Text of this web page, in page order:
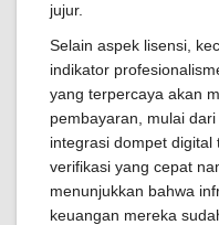
jujur.
Selain aspek lisensi,
indikator
yang terpercaya akan
pembayaran, mulai
integrasi dompet
verifikasi yang cepat
menunjukkan bahwa
keuangan mereka